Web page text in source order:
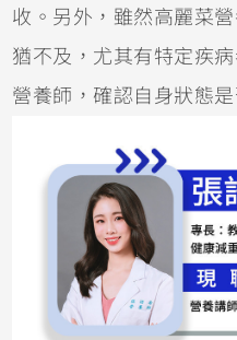
收。另外，雖然高麗菜
猶不及，尤其有特定疾
營養師，確認自身狀態是